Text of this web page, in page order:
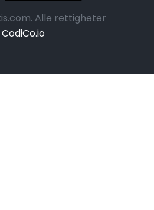
Alle rettigheter
CodiCo.io